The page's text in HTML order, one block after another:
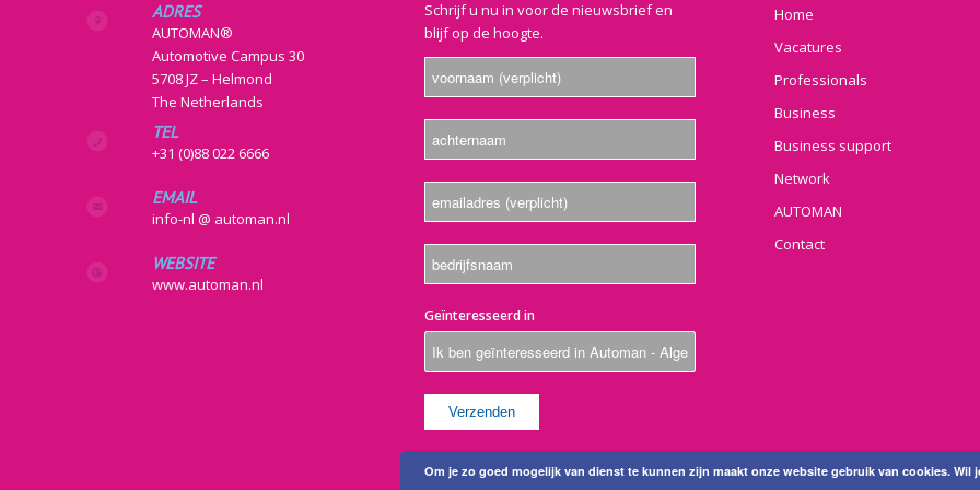
ADRES
AUTOMAN®
Automotive Campus 30
5708 JZ – Helmond
The Netherlands
TEL
+31 (0)88 022 6666
EMAIL
info-nl @ automan.nl
WEBSITE
www.automan.nl
Schrijf u nu in voor de nieuwsbrief en
blijf op de hoogte.
Geïnteresseerd in
Home
Vacatures
Professionals
Business
Business support
Network
AUTOMAN
Contact
Om je zo goed mogelijk van dienst te kunnen zijn maakt onze website gebruik van cookies. Wil